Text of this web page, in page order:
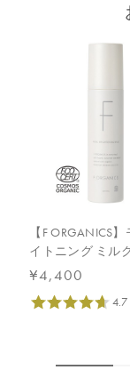
【F ORGANICS
イトニング ミル
¥4,400